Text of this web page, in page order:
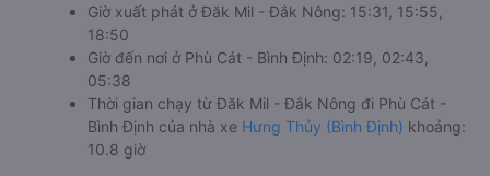
Giờ xuất phát ở Đăk Mil - Đắk Nông: 15:31, 15:55,
18:50
Giờ đến nơi ở Phù Cát - Bình Định: 02:19, 02:43,
05:38
Thời gian chạy từ Đăk Mil - Đắk Nông đi Phù Cát -
Bình Định của nhà xe Hưng Thủy (Bình Định) khoảng:
10.8 giờ